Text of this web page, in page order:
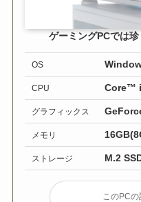
ゲーミングPCでは
OS
CPU Core™
グラフィックス
メモリ
ストレージ M.2
このPC